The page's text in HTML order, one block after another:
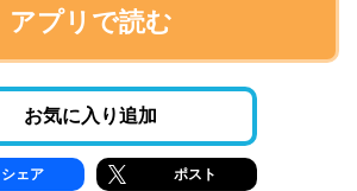
アプリで読む
お気に入り追加
シェア ポスト